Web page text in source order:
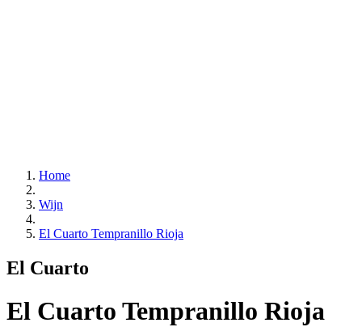
Home
Wijn
El Cuarto Tempranillo Rioja
El Cuarto
El Cuarto Tempranillo Rioja